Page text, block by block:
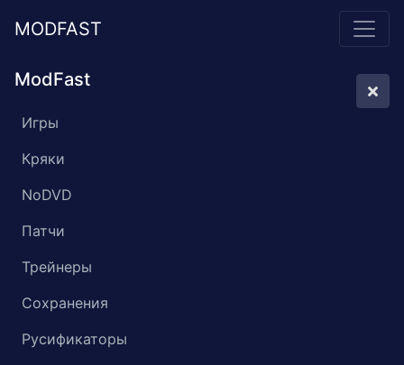
MODFAST
ModFast
Игры
Кряки
NoDVD
Патчи
Трейнеры
Сохранения
Русификаторы